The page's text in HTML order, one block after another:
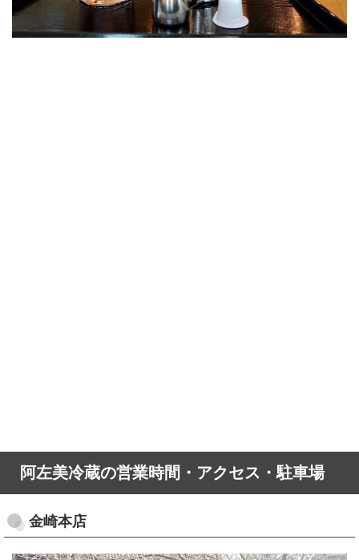
阿左美冷蔵の営業時間・アクセス・駐車場
金崎本店